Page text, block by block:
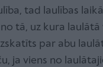
tad laulības
tā, uz kura laulātā
par abu
ja viens no